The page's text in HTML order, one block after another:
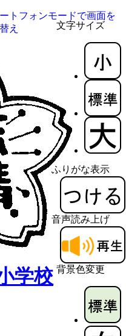
文字サイズ
ふりがな表示
音声読み上げ
背景色変更
トフォンモードで画面を
え
学校